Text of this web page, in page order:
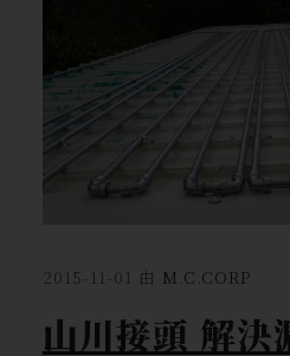
2015-11-01 由 M.C.CORP
山川接頭 解決